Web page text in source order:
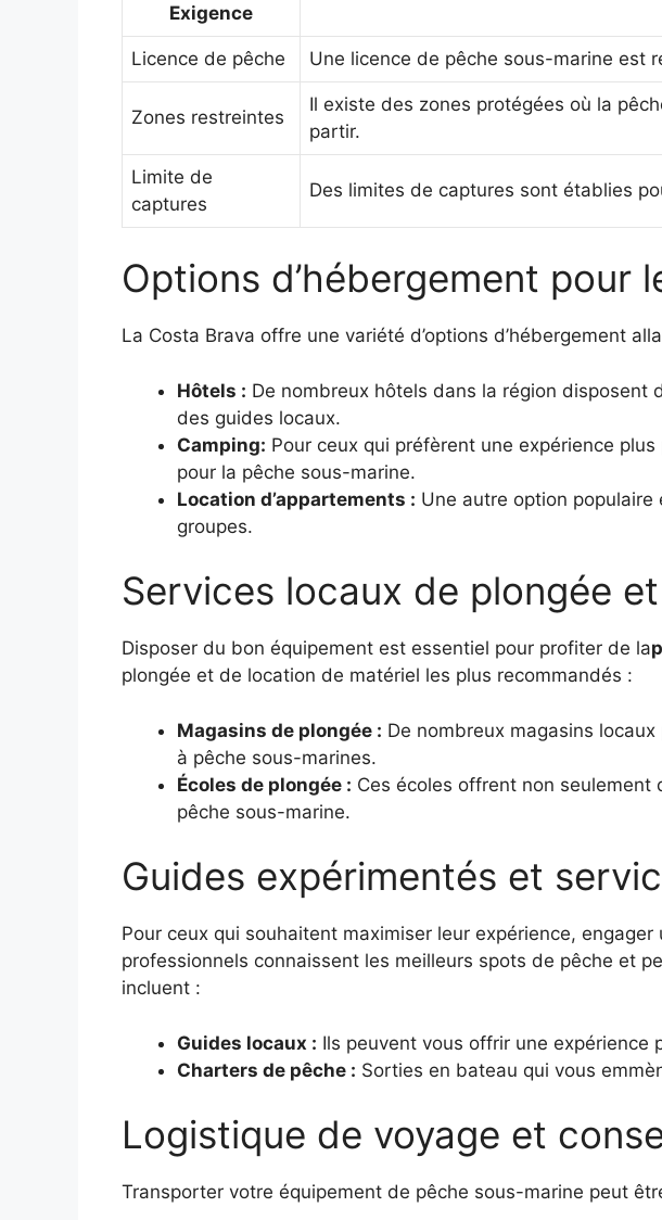
Exigence
Licence de pêche Une licence de pêche sous-marine est
Zones restreintes
Il existe des zones protégées où la
partir.
Limite de
captures
Des limites de captures sont établies
Options d’hébergement pour
La Costa Brava offre une variété d’options d’hébergement
Hôtels : De nombreux hôtels dans la région disposent
des guides locaux.
Camping: Pour ceux qui préfèrent une expérience
pour la pêche sous-marine.
Location d’appartements : Une autre option
groupes.
Services locaux de plongée
Disposer du bon équipement est essentiel pour profiter de la
plongée et de location de matériel les plus recommandés :
Magasins de plongée : De nombreux magasins
à pêche sous-marines.
Écoles de plongée : Ces écoles offrent non
pêche sous-marine.
Guides expérimentés et
Pour ceux qui souhaitent maximiser leur expérience,
professionnels connaissent les meilleurs spots de pêche et
incluent :
Guides locaux : Ils peuvent vous offrir une expérience
Charters de pêche : Sorties en bateau qui vous
Logistique de voyage et
Transporter votre équipement de pêche sous-marine peut